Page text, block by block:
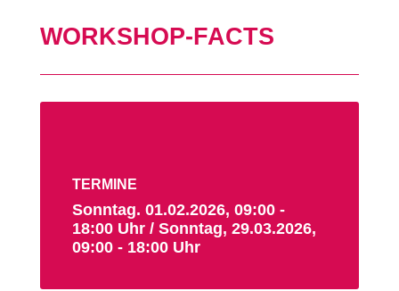
WORKSHOP-FACTS
TERMINE
Sonntag. 01.02.2026, 09:00 -
18:00 Uhr / Sonntag, 29.03.2026,
09:00 - 18:00 Uhr